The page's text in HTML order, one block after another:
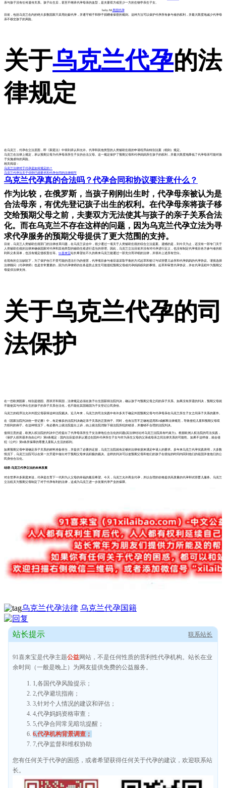
亲与孩子没有任何遗传关系。孩子出生后，甚至不继承代孕母亲的血型，是夫妻双方或至少一方的生物学亲生子女。
baby.M-美国代孕
目前，包括乌克兰在内的绝大多数国家只采用妊娠代孕，并遵守精子和卵子捐赠者保密的规则。这种方法可以保护代孕所有参与者的权利，并最大限度地减少代孕母
亲不移交孩子的风险。
关于乌克兰代孕的法
律规定
在乌克兰，代孕在立法层面，即《家庭法》中得到承认和允许。代孕和其他类型的人类辅助生殖的申请程序由特别法案（细则）规定。
乌克兰在法律上规定，承认预期父母为代孕母亲所生子女的合法父母。这一规定保护了预期父母和代孕妈妈所生孩子的权利，并最大限度地降低了代孕母亲可能对孩
子实施虐待的风险。
相关阅读：
乌克兰法律对于代孕是如何规定的？
乌克兰代孕法关于供卵已婚要求和代孕合同的法律细节
乌克兰代孕真的合法吗？代孕合同和协议要注意什么？
作为比较，在俄罗斯，当孩子刚刚出生时，代孕母亲被认为是
合法母亲，有优先登记孩子出生的权利。在代孕母亲将孩子移
交给预期父母之前，夫妻双方无法使其与孩子的亲子关系合法
化。而在乌克兰不存在这样的问题，因为乌克兰代孕立法为寻
求代孕服务的预期父母提供了更大范围的支持。
目前，乌克兰人类辅助生殖部门的法律改革问题，在乌克兰议会中，很少通过一项关于人类辅助生殖的综合立法提案。遗憾的是，到今天为止，还没有一部专门关于
人类辅助生殖的法律来确保国家对代孕和其他类型的辅助生殖进行适当的管理。因此，乌克兰立法目前并没有对代孕进行定义，也没有制定代孕项目各方参与者的权
利和义务清单，也没有规定侵权责任等。 91喜来宝站长希望在不久的将来乌克兰能通过一部充分而详细的法律，并填补上述所有空白。
在现有的立法缺陷下，为了保护自己不受可能的违法行为的侵害，代孕项目参与者应该采取平衡的方式起草和签订与试管婴儿诊所和代孕妈妈的代孕协议。谨慎选择
法律顾问（代孕律师）也是非常重要的，因为代孕律师的任务是防止发生可能侵犯预期父母或代孕妈妈权利的事情。起草和审查代孕协议，并在代孕流程中为预期父
母提供法律支持。
关于乌克兰代孕的司
法保护
在一些欧洲国家，特别是德国、西班牙和英国，法律规定必须在孩子出生国获得法院判决，确认孩子与预期父母之间的亲子关系。如果没有所需的判决，预期父母就
不能使其与代孕出生的孩子的亲子关系合法化，也不能在其国籍国为子女登记公民身份。
乌克兰的程序法允许外国父母获得这种法院裁决。近几年来，乌克兰的司法实践中有许多关于确定外国预期父母与代孕母亲在乌克兰所生子女之间亲子关系的案件。
在《国家法院判决统一登记册》中，有足够多的法院判决确定亲子关系的正面例子。同时，也有法官不正确地适用和/或解释法律规范，导致侵犯儿童和预期父母双
方权利的例子。在这种情况下，有必要向上级法院提出上诉，由上级法院消除下级法院所犯的错误，并撤销不合理的法院判决。
值得注意的是，欧洲人权法院的判决中已经提出了代孕母亲所生子女法律地位合法化的问题(其法律结论对乌克兰法院具有约束力)。根据欧洲人权法院的司法实践，
《保护人权和基本自由公约》第8条规定：国内法应提供承认通过在国外代孕所生子女与作为亲生父母的父亲或母亲之间法律关系的可能性。如果不这样做，就会侵
犯《公约》第8条所保障的尊重儿童私人生活的权利。
如果预期父母申请确定亲子关系的材料准备得当，并提供了必要的证据，乌克兰法院就有足够的法律依据来满足申请人的要求。多年来乌克兰代孕实践表明，大多数
情况下，乌克兰法院可以在第一次开庭中做出对于预期父母来说积极的裁决。这样的判决可以使预期父母和他们的孩子在很短的时间内回到他们的祖国并使他们的公
民身份合法化。
结语-乌克兰代孕立法的未来发展
对全世界许多家庭来说，代孕是生育下一代和为人父母的幸福的最后希望。今天，乌克兰允许商业代孕，并以合理的价格提供高质量的代孕和试管婴儿服务。乌克兰
立法机关为预期父母制定了对于代孕有利的法律，这成为乌克兰进一步发展代孕产业的保障。
乌克兰代孕法律 乌克兰代孕国籍
站长提示
91喜来宝是代孕主题公益网站，不是任何性质的营利性代孕机构。站长在业
余时间（一般是晚上）为网友提供免费的公益服务。
1,各国代孕风险提示；
2,代孕避坑指南；
3,针对个人情况的建议和评估；
4,代孕妈妈资格审查；
5,代孕合同常见暗坑提醒；
6,代孕机构背景调查；
7,代孕监督和维权协助
您有任何关于代孕的困惑，或者希望获得任何关于代孕的建议，欢迎联系站
长。
联系站长